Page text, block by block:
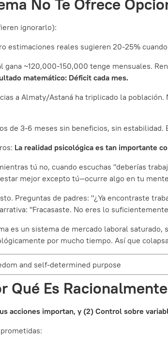
ignorarlo):
estimaciones reales sugieren 20-25%
gana ~120,000-150,000 tenge mensuales.
matemático: Déficit cada mes.
a Almaty/Astaná ha triplicado la
de 3-6 meses sin beneficios, sin
La realidad psicológica es tan importante
tú no, cuando escuchas "deberías
mejor excepto tú—ocurre algo en tu
Preguntas de padres: "¿Ya encontraste
"Fracasaste. No eres lo
es un sistema de mercado laboral
por mucho tiempo. Así que
and self-determined purpose
Qué Es
acciones importan, y (2) Control sobre